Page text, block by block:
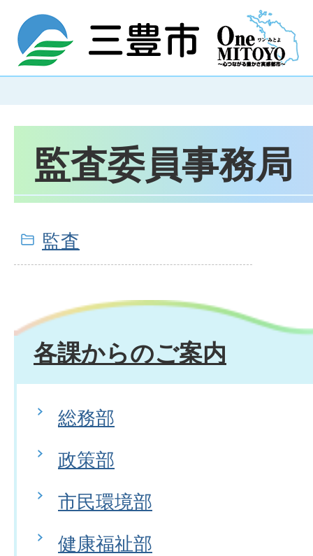
監査委員事務局
監査
各課からのご案内
総務部
政策部
市民環境部
健康福祉部